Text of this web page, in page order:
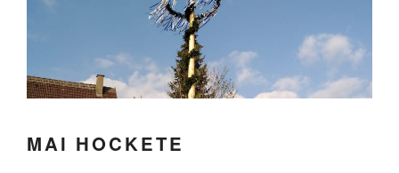
MAI HOCKETE